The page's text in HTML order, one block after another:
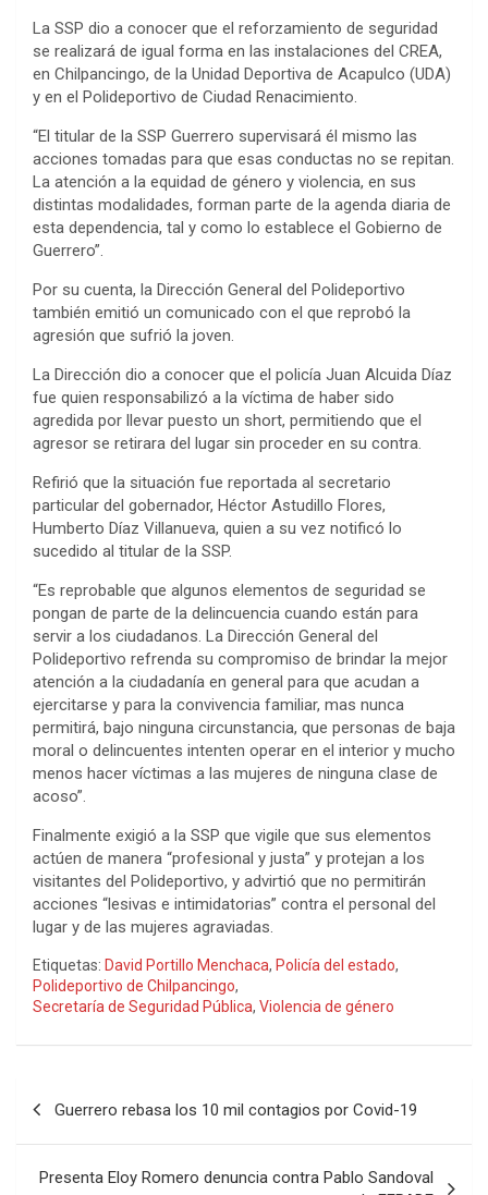
La SSP dio a conocer que el reforzamiento de seguridad
se realizará de igual forma en las instalaciones del CREA,
en Chilpancingo, de la Unidad Deportiva de Acapulco (UDA)
y en el Polideportivo de Ciudad Renacimiento.
“El titular de la SSP Guerrero supervisará él mismo las
acciones tomadas para que esas conductas no se repitan.
La atención a la equidad de género y violencia, en sus
distintas modalidades, forman parte de la agenda diaria de
esta dependencia, tal y como lo establece el Gobierno de
Guerrero”.
Por su cuenta, la Dirección General del Polideportivo
también emitió un comunicado con el que reprobó la
agresión que sufrió la joven.
La Dirección dio a conocer que el policía Juan Alcuida Díaz
fue quien responsabilizó a la víctima de haber sido
agredida por llevar puesto un short, permitiendo que el
agresor se retirara del lugar sin proceder en su contra.
Refirió que la situación fue reportada al secretario
particular del gobernador, Héctor Astudillo Flores,
Humberto Díaz Villanueva, quien a su vez notificó lo
sucedido al titular de la SSP.
“Es reprobable que algunos elementos de seguridad se
pongan de parte de la delincuencia cuando están para
servir a los ciudadanos. La Dirección General del
Polideportivo refrenda su compromiso de brindar la mejor
atención a la ciudadanía en general para que acudan a
ejercitarse y para la convivencia familiar, mas nunca
permitirá, bajo ninguna circunstancia, que personas de baja
moral o delincuentes intenten operar en el interior y mucho
menos hacer víctimas a las mujeres de ninguna clase de
acoso”.
Finalmente exigió a la SSP que vigile que sus elementos
actúen de manera “profesional y justa” y protejan a los
visitantes del Polideportivo, y advirtió que no permitirán
acciones “lesivas e intimidatorias” contra el personal del
lugar y de las mujeres agraviadas.
Etiquetas: David Portillo Menchaca, Policía del estado,
Polideportivo de Chilpancingo,
Secretaría de Seguridad Pública, Violencia de género
Guerrero rebasa los 10 mil contagios por Covid-19
Presenta Eloy Romero denuncia contra Pablo Sandoval